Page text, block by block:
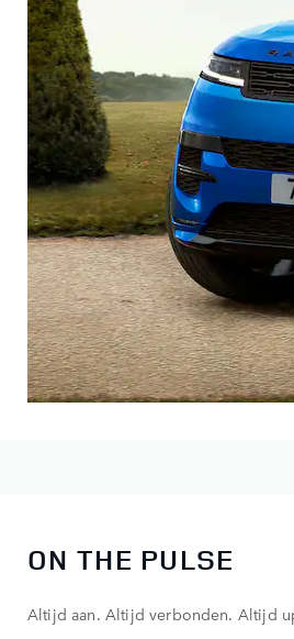
Maak een keuze uit onze
daarna de auto aan uw wensen aan.
ON THE PULSE
Altijd aan. Altijd verbonden. Altijd